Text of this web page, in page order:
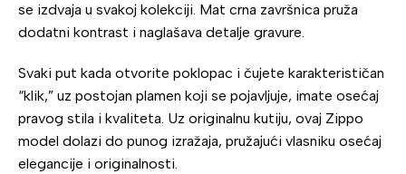
se izdvaja u svakoj kolekciji. Mat crna završnica pruža
dodatni kontrast i naglašava detalje gravure.
Svaki put kada otvorite poklopac i čujete karakterističan
“klik,” uz postojan plamen koji se pojavljuje, imate osećaj
pravog stila i kvaliteta. Uz originalnu kutiju, ovaj Zippo
model dolazi do punog izražaja, pružajući vlasniku osećaj
elegancije i originalnosti.